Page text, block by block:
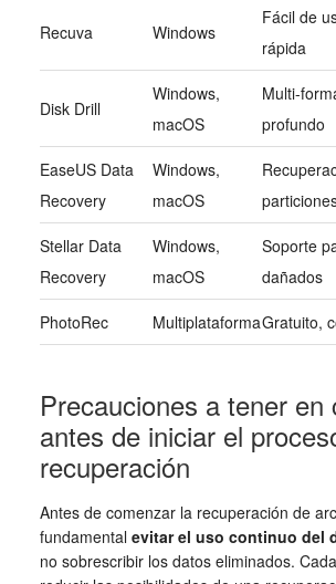
Recuva Windows
Fácil de
rápida
Disk Drill
Windows,
macOS
Multi-
profundo
EaseUS Data
Recovery
Windows,
macOS
Stellar Data
Recovery
Windows,
macOS
Soporte
dañados
PhotoRec MultiplataformaGratuito,
Precauciones a tener en
antes de iniciar el
recuperación
Antes de comenzar la recuperación de
fundamental evitar el uso continuo del
no sobrescribir los datos eliminados.